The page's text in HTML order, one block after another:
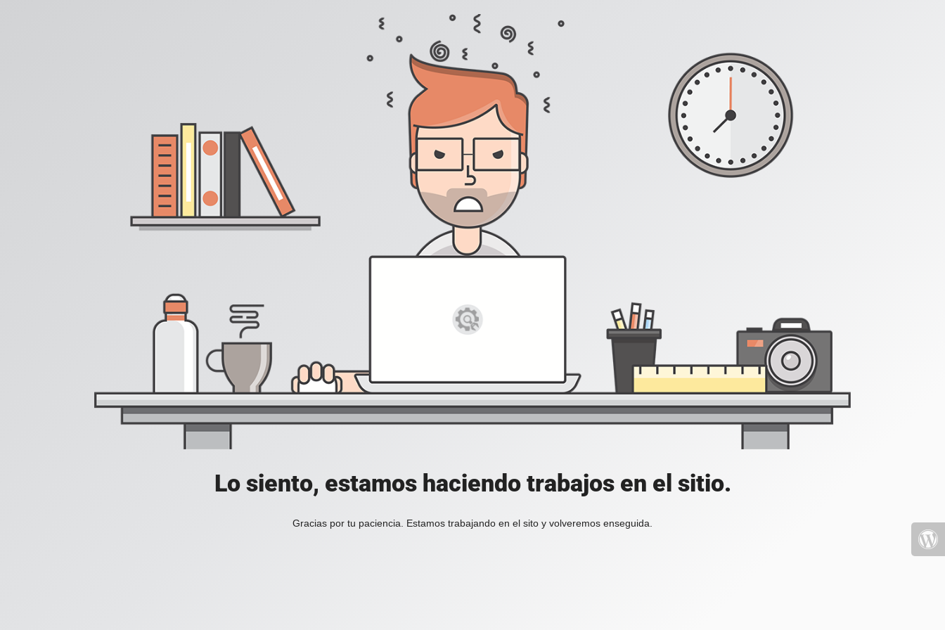
Lo siento, estamos haciendo trabajos en el sitio.
Gracias por tu paciencia. Estamos trabajando en el sito y volveremos enseguida.